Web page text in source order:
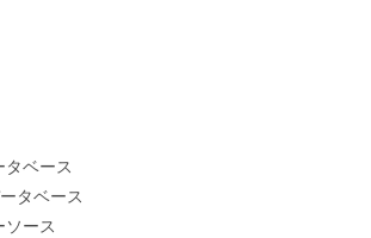
ベース
タベース
ース